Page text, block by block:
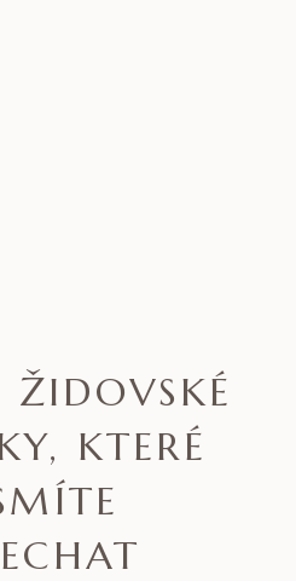
ŽIDOVSKÉ
KTERÉ